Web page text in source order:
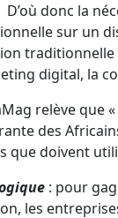
donc la
sur un
traditionnelle
digital, la
relève que
des
que doivent
: pour
les